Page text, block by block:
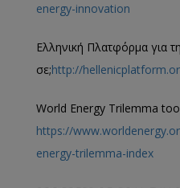
energy-innovation
Ελληνική Πλατφόρμα για
σε;http://
World Energy Trilemma
https://
energy-trilemma-index